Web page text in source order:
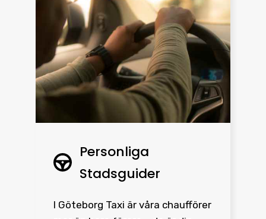
Personliga
Stadsguider
I Göteborg Taxi är våra chaufförer